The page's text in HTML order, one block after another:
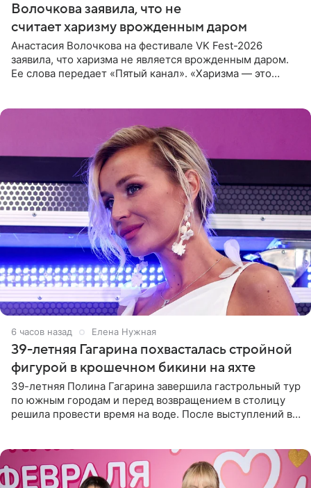
Волочкова заявила, что не
считает харизму врожденным даром
Анастасия Волочкова на фестивале VK Fest-2026
заявила, что харизма не является врожденным даром.
Ее слова передает «Пятый канал». «Харизма — это
6 часов назад Елена Нужная
39-летняя Гагарина похвасталась стройной
фигурой в крошечном бикини на яхте
39-летняя Полина Гагарина завершила гастрольный тур
по южным городам и перед возвращением в столицу
решила провести время на воде. После выступлений в